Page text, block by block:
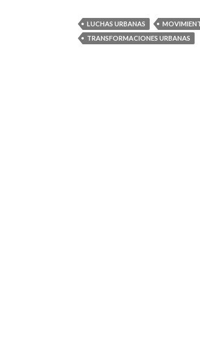
LUCHAS URBANAS
TRANSFORMACIONES URBANAS